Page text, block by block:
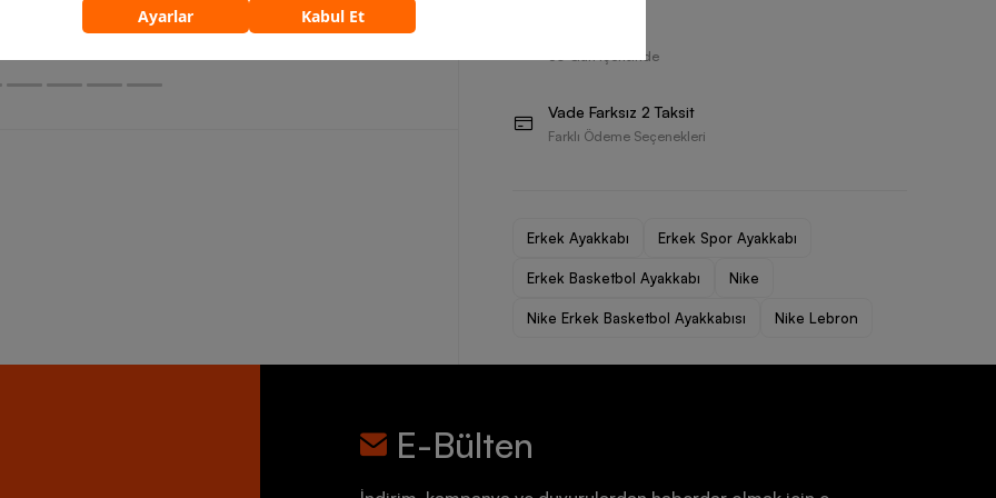
5.759,90 TL
7.199,90 TL
30 Gün İçerisinde
Vade Farksız 2 Taksit
Farklı Ödeme Seçenekleri
Erkek Ayakkabı Erkek Spor Ayakkabı
Erkek Basketbol Ayakkabı Nike
Nike Erkek Basketbol Ayakkabısı Nike Lebron
E-Bülten